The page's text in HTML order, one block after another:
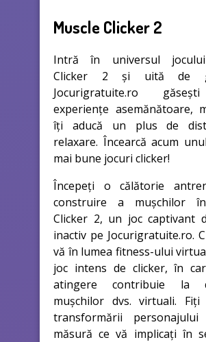
Muscle Clicker 2
Intră în universul
Clicker 2 și uită de
Jocurigratuite.ro
experiențe asemănătoare,
îți aducă un plus de
relaxare. Încearcă acum
mai bune jocuri clicker!
Începeți o călătorie
construire a mușchilor
Clicker 2, un joc captivant
inactiv pe Jocurigratuite.ro.
vă în lumea fitness-ului
joc intens de clicker, în
atingere contribuie la
mușchilor dvs. virtuali. Fiți
transformării
măsură ce vă implicați în